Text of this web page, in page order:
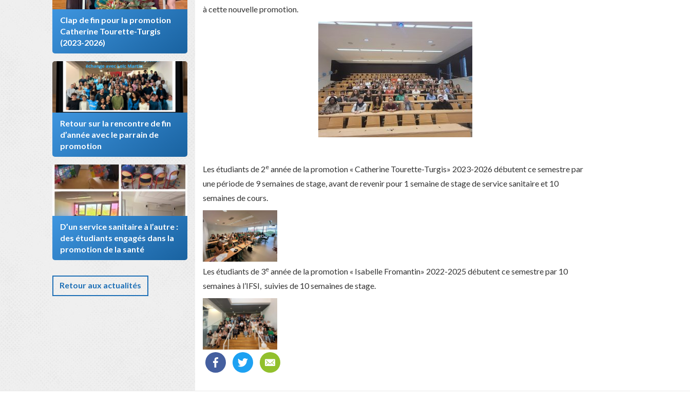
à cette nouvelle promotion.
Les étudiants de 2eannée de la promotion « Catherine Tourette-Turgis» 2023-2026 débutent ce semestre par
une période de 9 semaines de stage, avant de revenir pour 1 semaine de stage de service sanitaire et 10
semaines de cours.
Les étudiants de 3eannée de la promotion « Isabelle Fromantin» 2022-2025 débutent ce semestre par 10
semaines à l’IFSI, suivies de 10 semaines de stage.
Clap de fin pour la promotion
Catherine Tourette-Turgis
(2023-2026)
Retour sur la rencontre de fin
d’année avec le parrain de
promotion
D’un service sanitaire à l’autre :
des étudiants engagés dans la
promotion de la santé
Retour aux actualités